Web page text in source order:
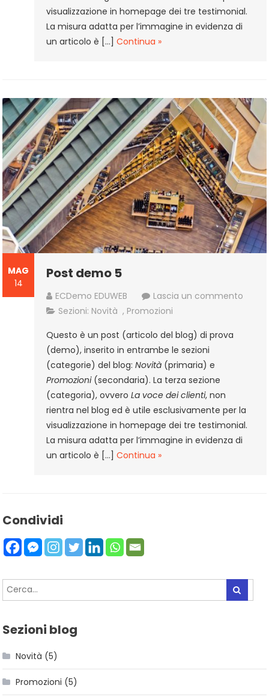
visualizzazione in homepage dei tre testimonial.
La misura adatta per l’immagine in evidenza di
un articolo è […]Continua »
MAG
14
Post demo 5
ECDemo EDUWEB Lascia un commento
Sezioni: Novità , Promozioni
Questo è un post (articolo del blog) di prova
(demo), inserito in entrambe le sezioni
(categorie) del blog:Novità (primaria) e
Promozioni(secondaria). La terza sezione
(categoria), ovveroLa voce dei clienti, non
rientra nel blog ed è utile esclusivamente per la
visualizzazione in homepage dei tre testimonial.
La misura adatta per l’immagine in evidenza di
un articolo è […]Continua »
Condividi
Sezioni blog
Novità (5)
Promozioni (5)